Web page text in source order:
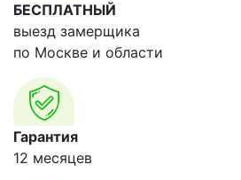
БЕСПЛАТНЫЙ
выезд замерщика
по Москве и области
Гарантия
12 месяцев